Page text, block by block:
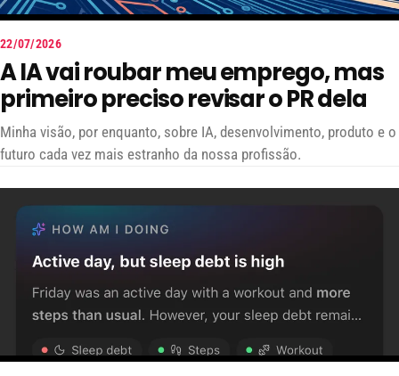
22/07/2026
A IA vai roubar meu emprego, mas
primeiro preciso revisar o PR dela
Minha visão, por enquanto, sobre IA, desenvolvimento, produto e o
futuro cada vez mais estranho da nossa profissão.